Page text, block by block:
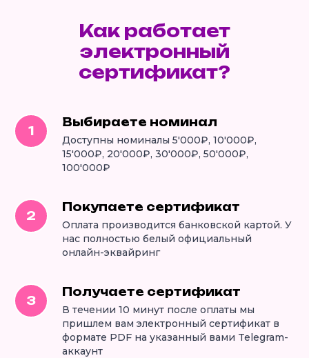
Как работает
электронный
сертификат?
Выбираете номинал
Доступны номиналы 5'000₽, 10'000₽,
15'000₽, 20'000₽, 30'000₽, 50'000₽,
100'000₽
Покупаете сертификат
Оплата производится банковской картой. У
нас полностью белый официальный
онлайн-эквайринг
Получаете сертификат
В течении 10 минут после оплаты мы
пришлем вам электронный сертификат в
формате PDF на указанный вами Telegram-
аккаунт